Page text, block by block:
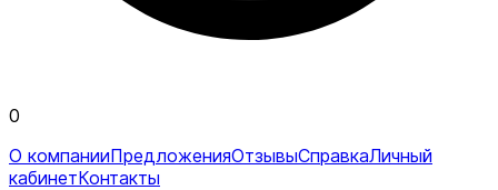
0
О компанииПредложенияОтзывыСправкаЛичный
кабинетКонтакты